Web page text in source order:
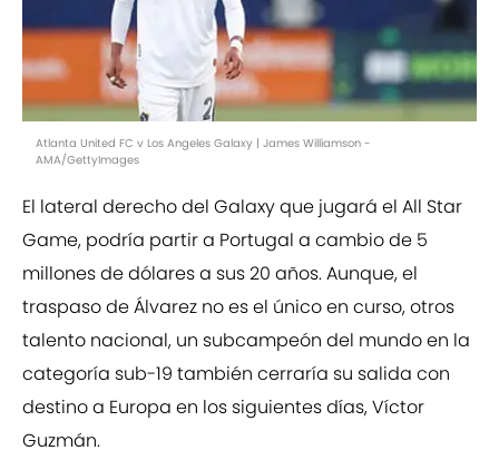
Atlanta United FC v Los Angeles Galaxy | James Williamson -
AMA/GettyImages
El lateral derecho del Galaxy que jugará el All Star
Game, podría partir a Portugal a cambio de 5
millones de dólares a sus 20 años. Aunque, el
traspaso de Álvarez no es el único en curso, otros
talento nacional, un subcampeón del mundo en la
categoría sub-19 también cerraría su salida con
destino a Europa en los siguientes días, Víctor
Guzmán.